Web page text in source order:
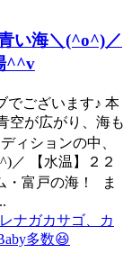
い海＼(^o^)／
^^v
ございます♪ 本
空が広がり、海も
ィションの中、
／ 【水温】２２
・富戸の海！ ま